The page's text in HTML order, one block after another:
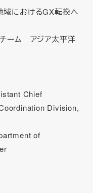
域におけるGX転換へ
ーム アジア太平洋
Chief
Division,
of